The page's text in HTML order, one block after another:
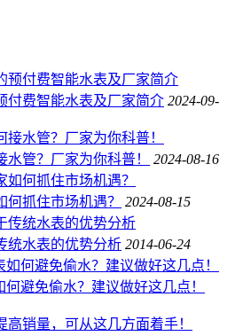
付费智能水表及厂家简介 2024-09-
管？厂家为你科普！ 2024-08-16
抓住市场机遇？ 2024-08-15
统水表的优势分析 2014-06-24
避免偷水？建议做好这几点！